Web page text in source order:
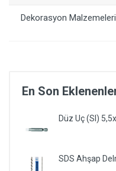
Dekorasyon Malzemeleri
En Son
Düz Uç (Sl)
SDS Ahşap